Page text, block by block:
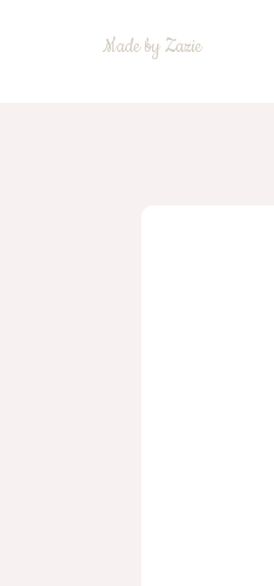
Made by Zazie